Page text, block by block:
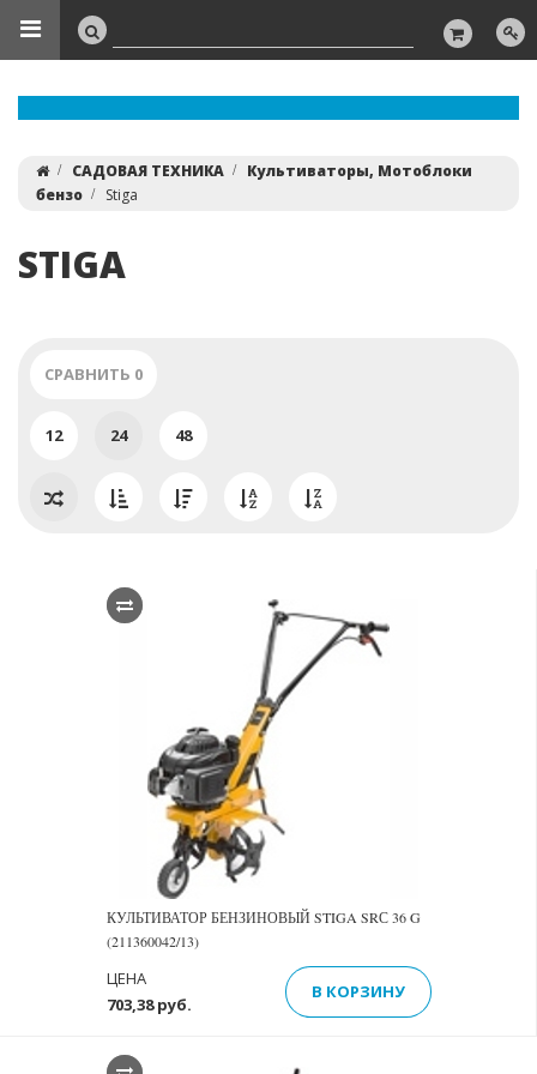
САДОВАЯ ТЕХНИКА
Культиваторы, Мотоблоки
бензо
Stiga
STIGA
СРАВНИТЬ 0
12 24 48
КУЛЬТИВАТОР БЕНЗИНОВЫЙ STIGA SRС 36 G
(211360042/13)
703,38 руб.
ЦЕНА
В КОРЗИНУ